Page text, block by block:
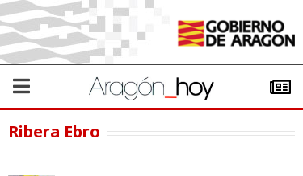
Ribera Ebro